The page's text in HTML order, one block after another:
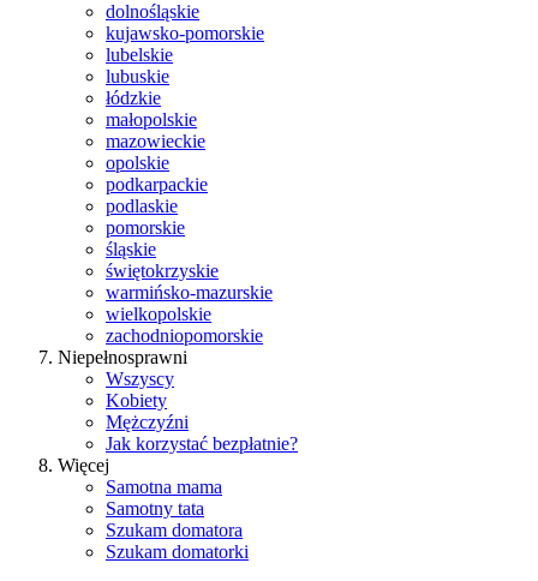
dolnośląskie
kujawsko-pomorskie
lubelskie
lubuskie
łódzkie
małopolskie
mazowieckie
opolskie
podkarpackie
podlaskie
pomorskie
śląskie
świętokrzyskie
warmińsko-mazurskie
wielkopolskie
zachodniopomorskie
Niepełnosprawni
Wszyscy
Kobiety
Mężczyźni
Jak korzystać bezpłatnie?
Więcej
Samotna mama
Samotny tata
Szukam domatora
Szukam domatorki